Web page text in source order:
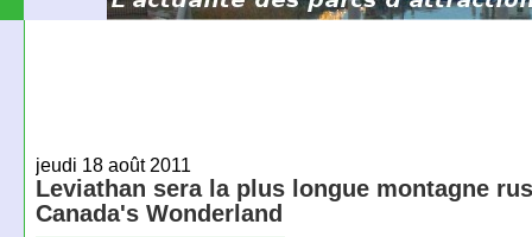
jeudi 18 août 2011
Leviathan sera la plus longue montagne
Canada's Wonderland